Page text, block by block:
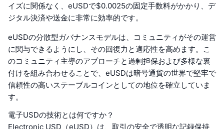
イズに関係なく、eUSDで$0.0025の固定手数料がかかり、デ
ジタル決済や送金に非常に効率的です。
eUSDの分散型ガバナンスモデルは、コミュニティがその運営
に関与できるようにし、その回復力と適応性を高めます。こ
のコミュニティ主導のアプローチと過剰担保および多様な裏
付けを組み合わせることで、eUSDは暗号通貨の世界で堅牢で
信頼性の高いステーブルコインとしての地位を確立していま
す。
電子USDの技術とは何ですか？
Electronic USD（eUSD）は、取引の安全で透明な記録保持